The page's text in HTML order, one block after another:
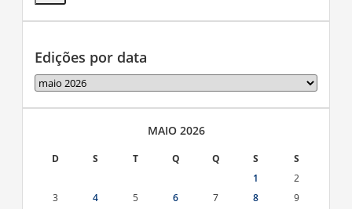
Edições por data
Edições
por
data
MAIO 2026
D S T Q Q S
S
1
2
3
4 5 6 7 8
9